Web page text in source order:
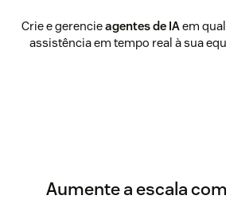
Crie e gerencieagentes de IAem
assistência em tempo real à sua
Aumente a escala